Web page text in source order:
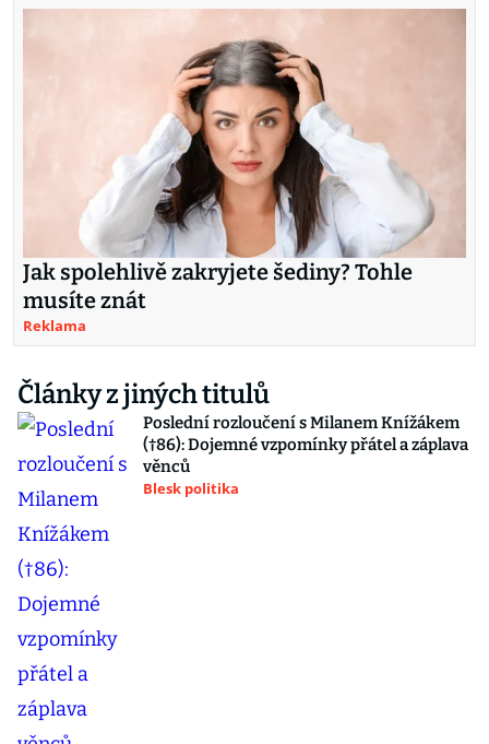
Jak spolehlivě zakryjete šediny? Tohle
musíte znát
Reklama
Články z jiných titulů
Poslední rozloučení s Milanem Knížákem
(†86): Dojemné vzpomínky přátel a záplava
věnců
Blesk politika